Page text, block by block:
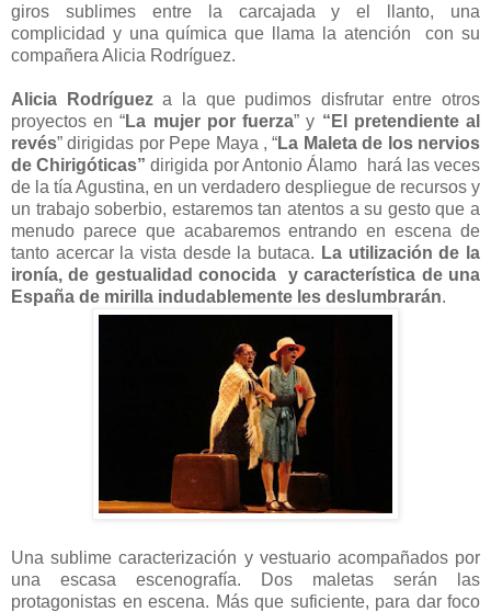
giros sublimes entre la carcajada y el llanto, una
complicidad y una química que llama la atención con su
compañera Alicia Rodríguez.
Alicia Rodrígueza la que pudimos disfrutar entre otros
proyectos en “La mujer por fuerza” y “El pretendiente al
revés” dirigidas por Pepe Maya , “La Maleta de los nervios
de Chirigóticas” dirigida por Antonio Álamo hará las veces
de la tía Agustina, en un verdadero despliegue de recursos y
un trabajo soberbio, estaremos tan atentos a su gesto que a
menudo parece que acabaremos entrando en escena de
tanto acercar la vista desde la butaca. La utilización de la
ironía, de gestualidad conocida y característica de una
España de mirilla indudablemente les deslumbrarán.
Una sublime caracterización y vestuario acompañados por
una escasa escenografía. Dos maletas serán las
protagonistas en escena. Más que suficiente, para dar foco